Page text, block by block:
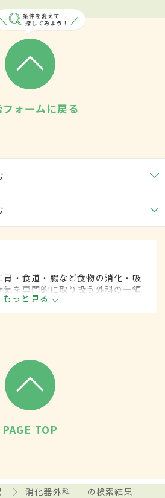
ォームに戻る
・食道・腸など食物の消化・吸
を専門的に取り扱う外科の一領
制度改正前は、消化器科と呼ば
もっと見る
PAGE TOP
消化器外科 の検索結果